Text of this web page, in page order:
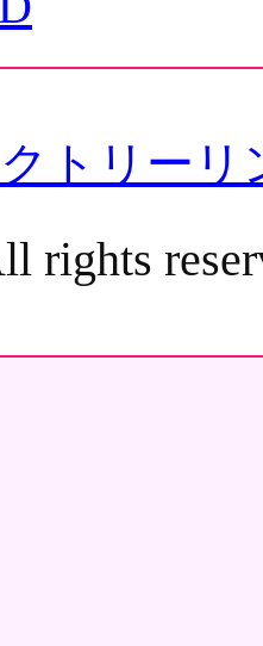
トリーリ
rights